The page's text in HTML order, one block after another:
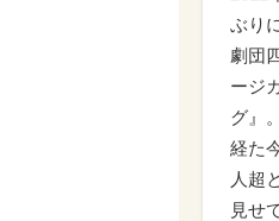
ぶり
劇団
ージ
グ』
経た
人超
見せ